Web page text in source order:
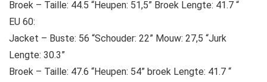
Broek – Taille: 44.5 “Heupen: 51,5” Broek Lengte: 41.7 “
EU 60:
Jacket – Buste: 56 “Schouder: 22” Mouw: 27,5 “Jurk
Lengte: 30.3”
Broek – Taille: 47.6 “Heupen: 54” broek Lengte: 41.7 “